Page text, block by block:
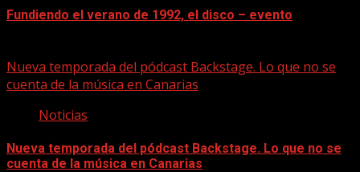
Fundiendo el verano de 1992, el disco – evento
Nueva temporada del pódcast Backstage. Lo que no se
cuenta de la música en Canarias
Noticias
Nueva temporada del pódcast Backstage. Lo que no se
cuenta de la música en Canarias